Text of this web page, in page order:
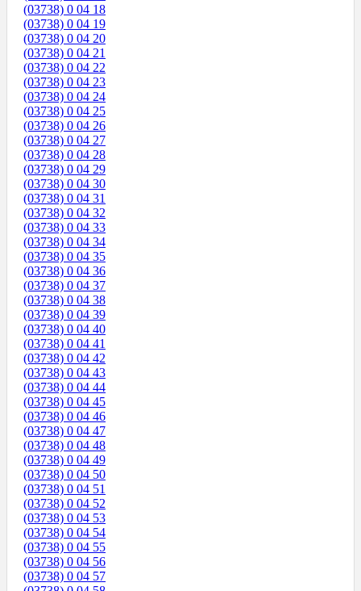
(03738) 0 04 18
(03738) 0 04 19
(03738) 0 04 20
(03738) 0 04 21
(03738) 0 04 22
(03738) 0 04 23
(03738) 0 04 24
(03738) 0 04 25
(03738) 0 04 26
(03738) 0 04 27
(03738) 0 04 28
(03738) 0 04 29
(03738) 0 04 30
(03738) 0 04 31
(03738) 0 04 32
(03738) 0 04 33
(03738) 0 04 34
(03738) 0 04 35
(03738) 0 04 36
(03738) 0 04 37
(03738) 0 04 38
(03738) 0 04 39
(03738) 0 04 40
(03738) 0 04 41
(03738) 0 04 42
(03738) 0 04 43
(03738) 0 04 44
(03738) 0 04 45
(03738) 0 04 46
(03738) 0 04 47
(03738) 0 04 48
(03738) 0 04 49
(03738) 0 04 50
(03738) 0 04 51
(03738) 0 04 52
(03738) 0 04 53
(03738) 0 04 54
(03738) 0 04 55
(03738) 0 04 56
(03738) 0 04 57